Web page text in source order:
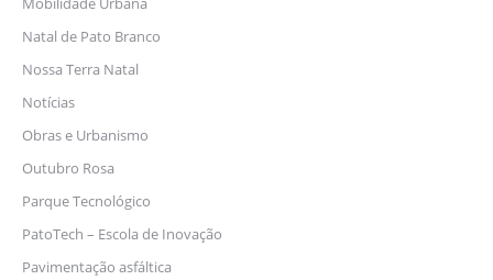
Natal de Pato Branco
Nossa Terra Natal
Notícias
Obras e Urbanismo
Outubro Rosa
Parque Tecnológico
PatoTech – Escola de Inovação
Pavimentação asfáltica